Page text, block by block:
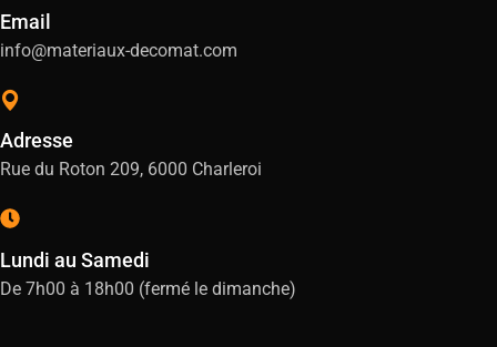
Email
info@materiaux-decomat.com
Adresse
Rue du Roton 209, 6000 Charleroi
Lundi au Samedi
De 7h00 à 18h00 (fermé le dimanche)